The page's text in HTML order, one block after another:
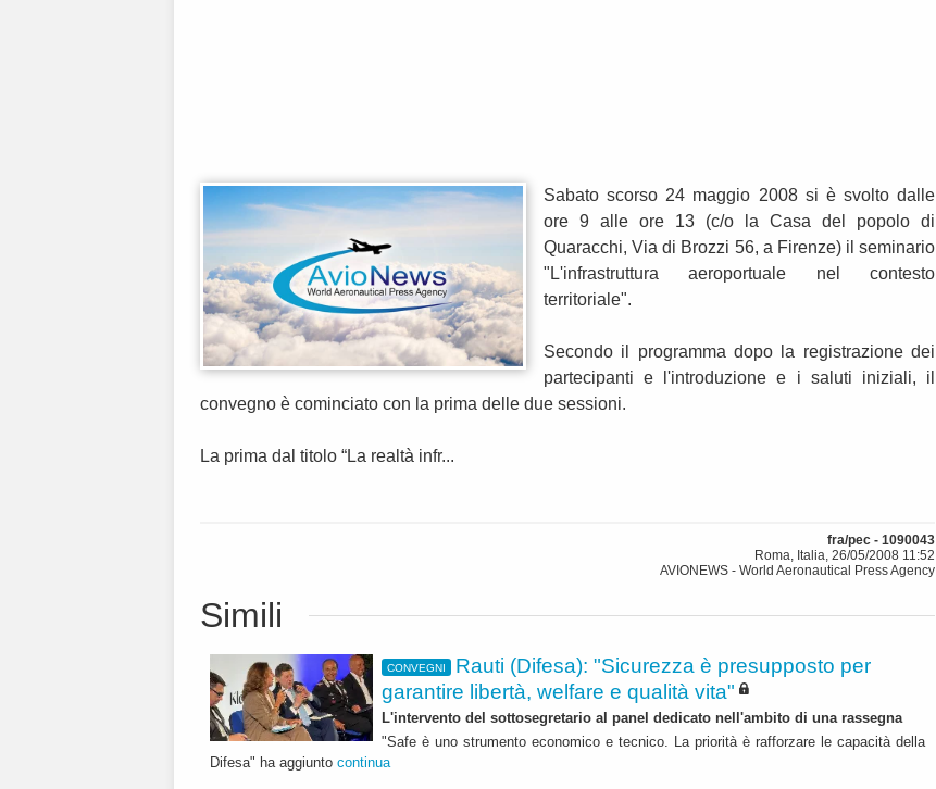
Sabato scorso 24 maggio 2008 si è svolto dalle
ore 9 alle ore 13 (c/o la Casa del popolo di
Quaracchi, Via di Brozzi 56, a Firenze) il seminario
"L'infrastruttura aeroportuale nel contesto
territoriale".
Secondo il programma dopo la registrazione dei
partecipanti e l'introduzione e i saluti iniziali, il
convegno è cominciato con la prima delle due sessioni.
La prima dal titolo “La realtà infr...
fra/pec - 1090043
Roma, Italia, 26/05/2008 11:52
AVIONEWS - World Aeronautical Press Agency
Simili
CONVEGNI
Rauti (Difesa): "Sicurezza è presupposto per
garantire libertà, welfare e qualità vita"
L'intervento del sottosegretario al panel dedicato nell'ambito di una rassegna
"Safe è uno strumento economico e tecnico. La priorità è rafforzare le capacità della
Difesa" ha aggiunto continua